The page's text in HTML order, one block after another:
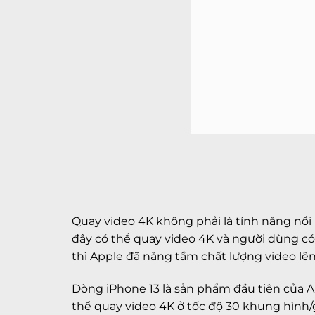
Quay video 4K không phải là tính năng
đây có thể quay video 4K và người dùng
thì Apple đã năng tầm chất lượng video
Dòng iPhone 13 là sản phẩm đầu tiên
thể quay video 4K ở tốc độ 30 khung hình/